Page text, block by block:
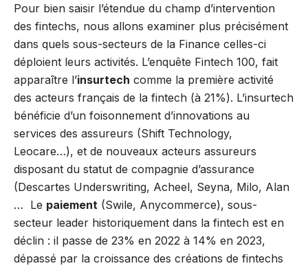
Pour bien saisir l’étendue du champ d’intervention
des fintechs, nous allons examiner plus précisément
dans quels sous-secteurs de la Finance celles-ci
déploient leurs activités. L’enquête Fintech 100, fait
apparaître l’insurtech comme la première activité
des acteurs français de la fintech (à 21%). L’insurtech
bénéficie d’un foisonnement d’innovations au
services des assureurs (Shift Technology,
Leocare…), et de nouveaux acteurs assureurs
disposant du statut de compagnie d’assurance
(Descartes Underswriting, Acheel, Seyna, Milo, Alan
… Le paiement (Swile, Anycommerce), sous-
secteur leader historiquement dans la fintech est en
déclin : il passe de 23% en 2022 à 14% en 2023,
dépassé par la croissance des créations de fintechs